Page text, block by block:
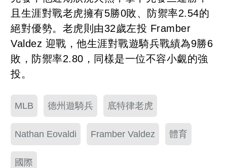
且生涯對戰老虎擁有5勝0敗、防禦率2.54的
絕對優勢。老虎則由32歲左投 Framber
Valdez 迎戰，他生涯對戰遊騎兵戰績為9勝6
敗，防禦率2.80，同樣是一位不容小覷的強
投。
MLB 德州遊騎兵 底特律老虎
Nathan Eovaldi Framber Valdez 體育
國際